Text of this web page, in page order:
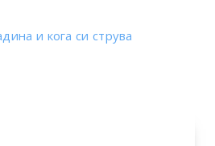
и кога си струва